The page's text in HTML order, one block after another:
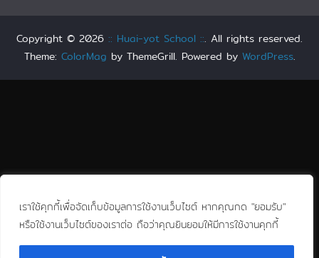
เราใช้คุกกี้เพื่อจัดเก็บข้อมูลการใช้งานเว็บไซต์ หากคุณกด "ยอมรับ"
หรือใช้งานเว็บไซต์ของเราต่อ ถือว่าคุณยินยอมให้มีการใช้งานคุกกี้
Copyright © 2026 :: Huai-yot School ::. All rights reserved.
Theme: ColorMag by ThemeGrill. Powered by WordPress.